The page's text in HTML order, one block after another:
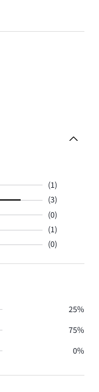
(1)
(3)
(0)
(1)
(0)
25%
75%
0%